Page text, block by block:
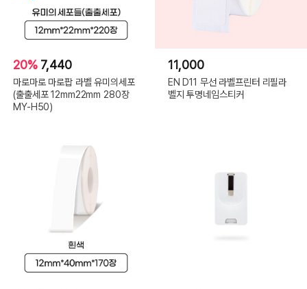
20% 7,440
마로마로 마로팝 라벨 유미의세포
(출출세포 12mm22mm 280장
MY-H50)
11,000
EN D11 무선 라벨프린터 리필라
벨지 투명네임스티커